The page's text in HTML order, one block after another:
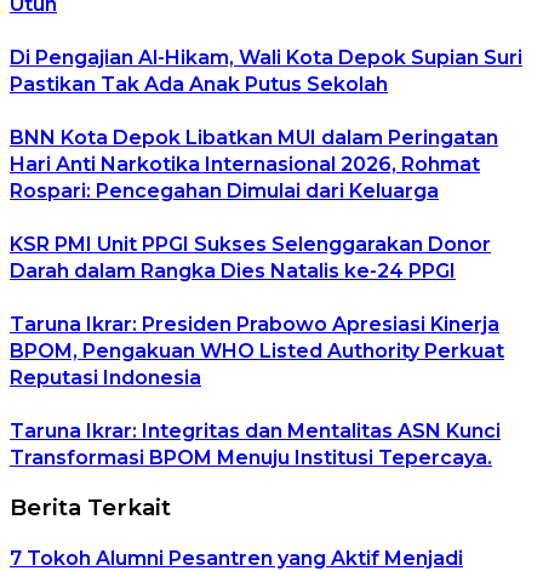
Di Pengajian Al-Hikam, Wali Kota Depok Supian Suri
Pastikan Tak Ada Anak Putus Sekolah
BNN Kota Depok Libatkan MUI dalam Peringatan
Hari Anti Narkotika Internasional 2026, Rohmat
Rospari: Pencegahan Dimulai dari Keluarga
KSR PMI Unit PPGI Sukses Selenggarakan Donor
Darah dalam Rangka Dies Natalis ke-24 PPGI
Taruna Ikrar: Presiden Prabowo Apresiasi Kinerja
BPOM, Pengakuan WHO Listed Authority Perkuat
Reputasi Indonesia
Taruna Ikrar: Integritas dan Mentalitas ASN Kunci
Transformasi BPOM Menuju Institusi Tepercaya.
Berita Terkait
7 Tokoh Alumni Pesantren yang Aktif Menjadi